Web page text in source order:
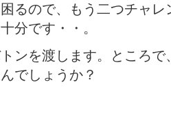
るので、もう二つチャ
分です・・。
ンを渡します。ところ
でしょうか？